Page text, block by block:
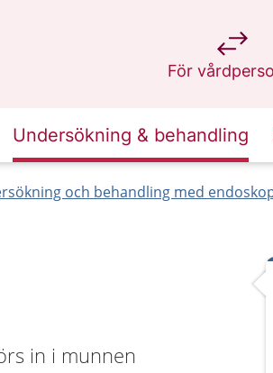
För
på 1177.se
Undersökning & behandling
och behandling med
in i munnen